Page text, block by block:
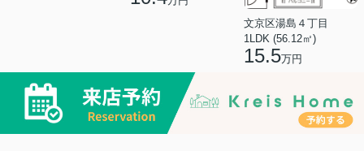
文京区湯島４丁目
1LDK (56.12㎡)
15.5万円